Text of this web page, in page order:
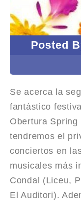
Posted
Se acerca la
fantástico
Obertura
tendremos el
conciertos en
musicales más
Condal (Liceu,
El Auditori).